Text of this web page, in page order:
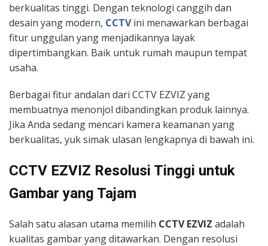
berkualitas tinggi. Dengan teknologi canggih dan
desain yang modern, CCTVini menawarkan berbagai
fitur unggulan yang menjadikannya layak
dipertimbangkan. Baik untuk rumah maupun tempat
usaha.
Berbagai fitur andalan dari CCTV EZVIZ yang
membuatnya menonjol dibandingkan produk lainnya.
Jika Anda sedang mencari kamera keamanan yang
berkualitas, yuk simak ulasan lengkapnya di bawah ini.
CCTV EZVIZ Resolusi Tinggi untuk
Gambar yang Tajam
Salah satu alasan utama memilih CCTV EZVIZ adalah
kualitas gambar yang ditawarkan. Dengan resolusi